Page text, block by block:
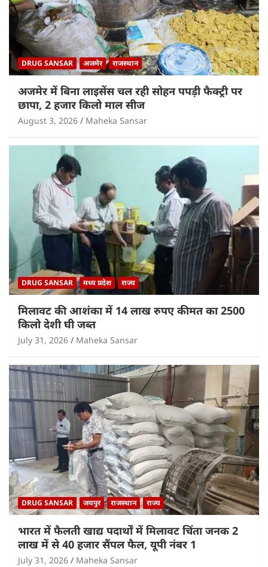
DRUG SANSAR अजमेर राजस्थान
अजमेर में बिना लाइसेंस चल रही सोहन पपड़ी फैक्ट्री पर
छापा, 2 हजार किलो माल सीज
August 3, 2026 Maheka Sansar
DRUG SANSAR मध्य प्रदेश राज्य
मिलावट की आशंका में 14 लाख रुपए कीमत का 2500
किलो देशी घी जब्त
July 31, 2026 Maheka Sansar
DRUG SANSAR जयपुर राजस्थान राज्य
भारत में फैलती खाद्य पदार्थों में मिलावट चिंता जनक 2
लाख में से 40 हजार सैंपल फैल, यूपी नंबर 1
July 31, 2026 Maheka Sansar